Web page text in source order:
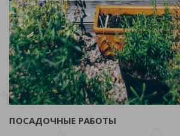
ПОСАДОЧНЫЕ РАБОТЫ